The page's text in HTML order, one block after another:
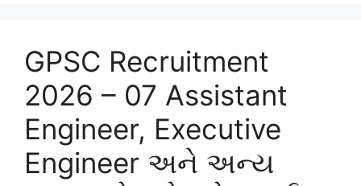
GPSC Recruitment
2026 – 07 Assistant
Engineer, Executive
Engineer અને અન્ય